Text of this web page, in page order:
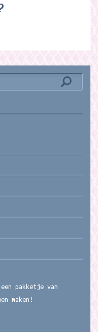
pakketje van
maken!